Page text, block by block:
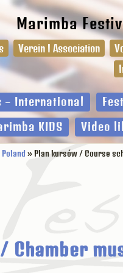
Marimba
Verein I Association
– International
KIDS Video
» Plan kursów / Course
Chamber